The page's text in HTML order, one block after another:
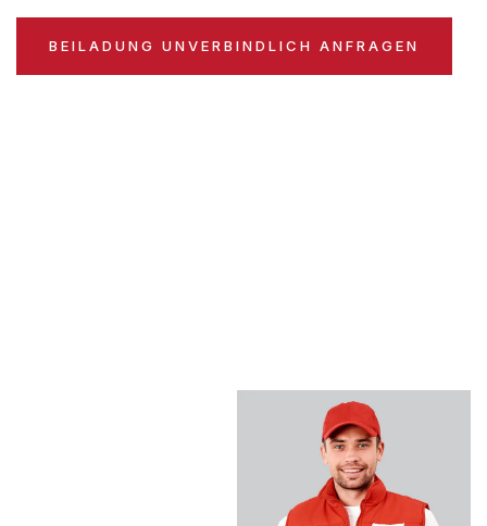
BEILADUNG UNVERBINDLICH ANFRAGEN